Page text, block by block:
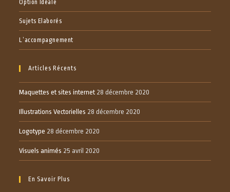
Option Idéale
Sujets Elaborés
L’accompagnement
Articles Récents
Maquettes et sites internet 28 décembre 2020
Illustrations Vectorielles 28 décembre 2020
Logotype 28 décembre 2020
Visuels animés 25 avril 2020
En Savoir Plus